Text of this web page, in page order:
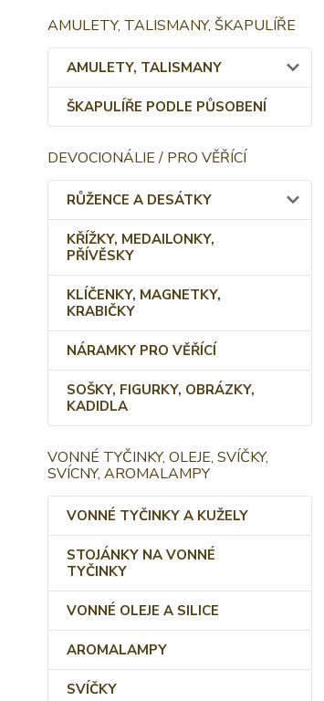
AMULETY, TALISMANY, ŠKAPULÍŘE
AMULETY, TALISMANY
ŠKAPULÍŘE PODLE PŮSOBENÍ
DEVOCIONÁLIE / PRO VĚŘÍCÍ
RŮŽENCE A DESÁTKY
KŘÍŽKY, MEDAILONKY,
PŘÍVĚSKY
KLÍČENKY, MAGNETKY,
KRABIČKY
NÁRAMKY PRO VĚŘÍCÍ
SOŠKY, FIGURKY, OBRÁZKY,
KADIDLA
VONNÉ TYČINKY, OLEJE, SVÍČKY,
SVÍCNY, AROMALAMPY
VONNÉ TYČINKY A KUŽELY
STOJÁNKY NA VONNÉ
TYČINKY
VONNÉ OLEJE A SILICE
AROMALAMPY
SVÍČKY